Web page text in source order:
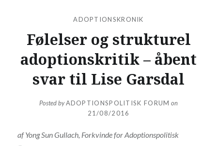
ADOPTIONSKRONIK
Følelser og strukturel
adoptionskritik – åbent
svar til Lise Garsdal
Posted byADOPTIONSPOLITISK FORUM on
21/08/2016
af Yong Sun Gullach, Forkvinde for Adoptionspolitisk